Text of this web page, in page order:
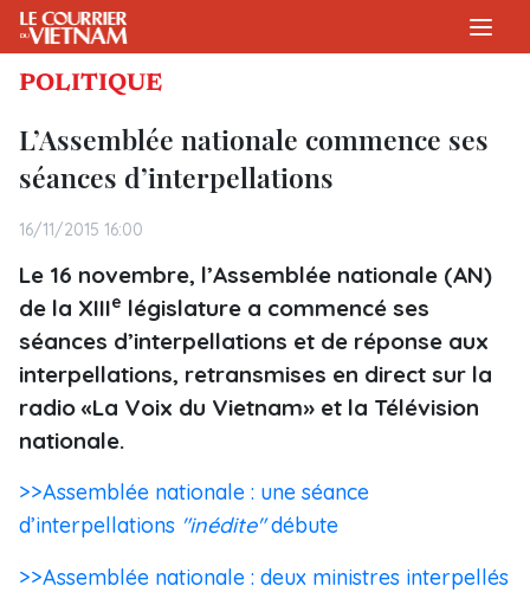
POLITIQUE
L’Assemblée nationale commence ses
séances d’interpellations
16/11/2015 16:00
Le 16 novembre, l’Assemblée nationale (AN)
de la XIIIe législature a commencé ses
séances d’interpellations et de réponse aux
interpellations, retransmises en direct sur la
radio «La Voix du Vietnam» et la Télévision
nationale.
>>Assemblée nationale : une séance
d’interpellations "inédite"débute
>>Assemblée nationale : deux ministres interpellés